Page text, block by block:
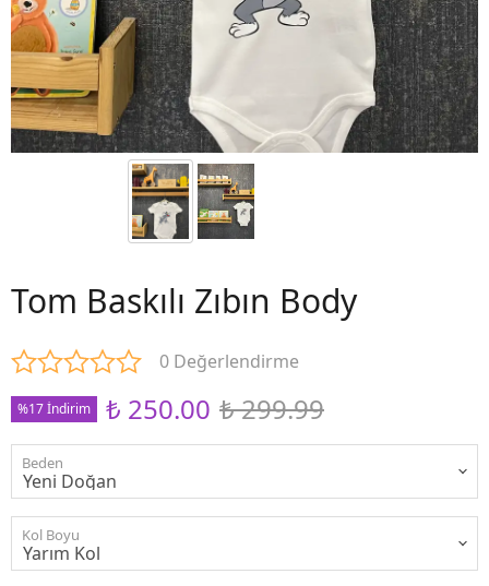
Tom Baskılı Zıbın Body
0 Değerlendirme
%17 İndirim ₺ 250.00 ₺ 299.99
Beden
Kol Boyu